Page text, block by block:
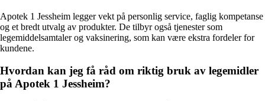
Apotek 1 Jessheim legger vekt på personlig service, faglig kompetanse
og et bredt utvalg av produkter. De tilbyr også tjenester som
legemiddelsamtaler og vaksinering, som kan være ekstra fordeler for
kundene.
Hvordan kan jeg få råd om riktig bruk av legemidler
på Apotek 1 Jessheim?